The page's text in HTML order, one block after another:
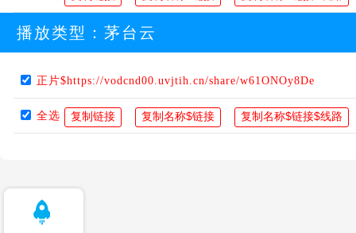
播放类型： 茅台云
正片$https://vodcnd00.uvjtih.cn/share/w61ONOy8De
全选